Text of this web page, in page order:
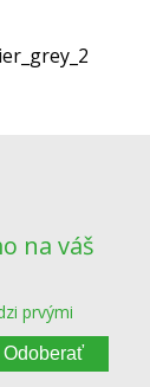
na váš
prvými
Odoberať